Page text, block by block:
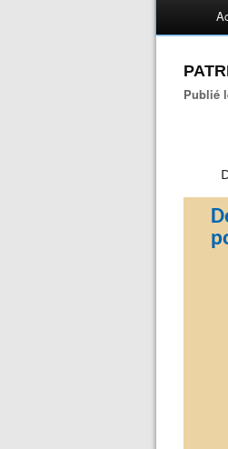
Publié